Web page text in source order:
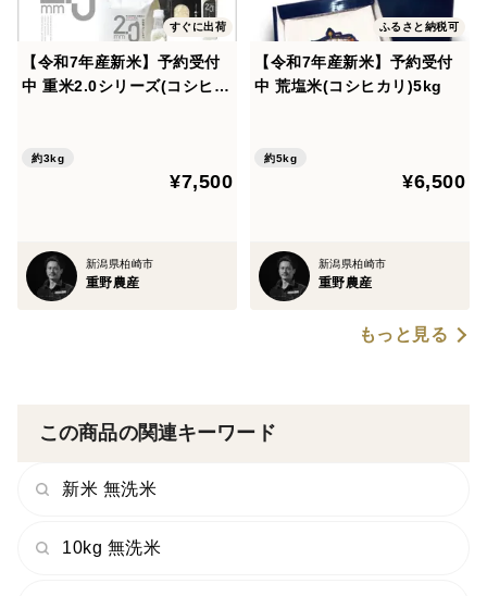
すぐに出荷
【令和7年産新米】予約受付
中 重米2.0シリーズ(コシヒカ
約3kg
¥7,500
新潟県柏崎市
重野農産
ふるさと納税可
【令和7年産新米】予約受付
中 荒塩米(コシヒカリ)5kg
約5kg
¥6,500
新潟県柏崎市
重野農産
もっと見る
この商品の関連キーワード
新米 無洗米
10kg 無洗米